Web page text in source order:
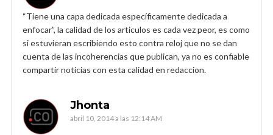
“Tiene una capa dedicada específicamente dedicada a
enfocar”, la calidad de los articulos es cada vez peor, es como
si estuvieran escribiendo esto contra reloj que no se dan
cuenta de las incoherencias que publican, ya no es confiable
compartir noticias con esta calidad en redaccion.
Jhonta
abril 10, 2014 a las 12:14 AM